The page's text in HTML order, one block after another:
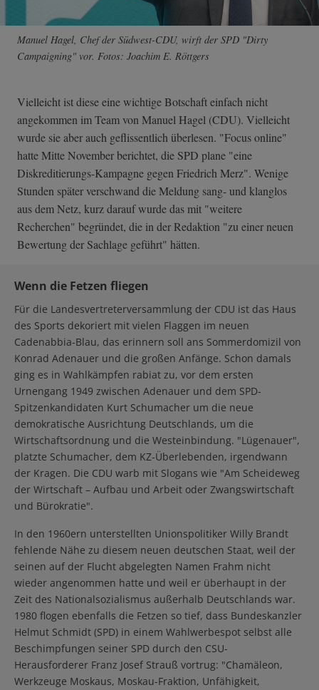
Manuel Hagel, Chef der Südwest-CDU, wirft der SPD "Dirty
Campaigning" vor. Fotos: Joachim E. Röttgers
Vielleicht ist diese eine wichtige Botschaft einfach nicht
angekommen im Team von Manuel Hagel (CDU). Vielleicht
wurde sie aber auch geflissentlich überlesen. "Focus online"
hatte Mitte November berichtet, die SPD plane "eine
Diskreditierungs-Kampagne gegen Friedrich Merz". Wenige
Stunden später verschwand die Meldung sang- und klanglos
aus dem Netz, kurz darauf wurde das mit "weitere
Recherchen" begründet, die in der Redaktion "zu einer neuen
Bewertung der Sachlage geführt" hätten.
Wenn die Fetzen fliegen
Für die Landesvertreterversammlung der CDU ist das Haus
des Sports dekoriert mit vielen Flaggen im neuen
Cadenabbia-Blau, das erinnern soll ans Sommerdomizil von
Konrad Adenauer und die großen Anfänge. Schon damals
ging es in Wahlkämpfen rabiat zu, vor dem ersten
Urnengang 1949 zwischen Adenauer und dem SPD-
Spitzenkandidaten Kurt Schumacher um die neue
demokratische Ausrichtung Deutschlands, um die
Wirtschaftsordnung und die Westeinbindung. "Lügenauer",
platzte Schumacher, dem KZ-Überlebenden, irgendwann
der Kragen. Die CDU warb mit Slogans wie "Am Scheideweg
der Wirtschaft – Aufbau und Arbeit oder Zwangswirtschaft
und Bürokratie".
In den 1960ern unterstellten Unionspolitiker Willy Brandt
fehlende Nähe zu diesem neuen deutschen Staat, weil der
seinen auf der Flucht abgelegten Namen Frahm nicht
wieder angenommen hatte und weil er überhaupt in der
Zeit des Nationalsozialismus außerhalb Deutschlands war.
1980 flogen ebenfalls die Fetzen so tief, dass Bundeskanzler
Helmut Schmidt (SPD) in einem Wahlwerbespot selbst alle
Beschimpfungen seiner SPD durch den CSU-
Herausforderer Franz Josef Strauß vortrug: "Chamäleon,
Werkzeuge Moskaus, Moskau-Fraktion, Unfähigkeit,